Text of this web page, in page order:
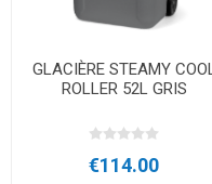
GLACIÈRE STEAMY COOL
ROLLER 52L GRIS
€114.00